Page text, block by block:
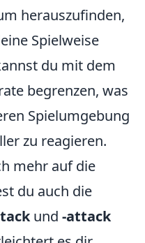
herauszufinden,
Spielweise
du mit dem
begrenzen, was
Spielumgebung
zu reagieren.
mehr auf die
du auch die
und -attack